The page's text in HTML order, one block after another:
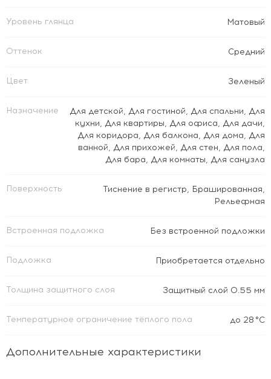
Уровень глянца Матовый
Оттенок Средний
Цвет Зеленый
Назначение Для детской, Для гостиной, Для спальни, Для
кухни, Для квартиры, Для офиса, Для дачи,
Для коридора, Для балкона, Для дома, Для
ванной, Для прихожей, Для стен, Для пола,
Для бара, Для комнаты, Для санузла
Поверхность Тиснение в регистр, Брашированная,
Рельефная
Встроенная подложка Без встроенной подложки
Подложка Приобретается отдельно
Толщина защитного слоя Защитный слой 0.55 мм
Температурное ограничение тёплого пола до 28 °C
Дополнительные характеристики